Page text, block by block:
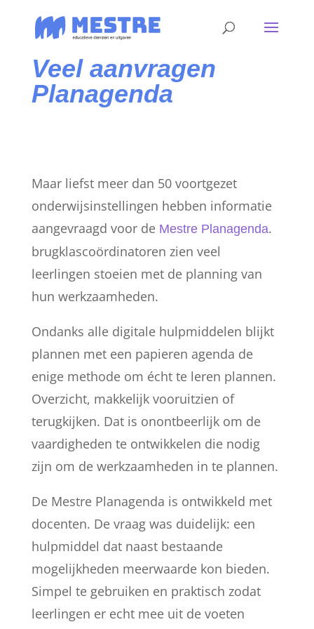
Veel aanvragen
Planagenda
Maar liefst meer dan 50 voortgezet
onderwijsinstellingen hebben informatie
aangevraagd voor de Mestre Planagenda.
brugklascoördinatoren zien veel
leerlingen stoeien met de planning van
hun werkzaamheden.
Ondanks alle digitale hulpmiddelen blijkt
plannen met een papieren agenda de
enige methode om écht te leren plannen.
Overzicht, makkelijk vooruitzien of
terugkijken. Dat is onontbeerlijk om de
vaardigheden te ontwikkelen die nodig
zijn om de werkzaamheden in te plannen.
De Mestre Planagenda is ontwikkeld met
docenten. De vraag was duidelijk: een
hulpmiddel dat naast bestaande
mogelijkheden meerwaarde kon bieden.
Simpel te gebruiken en praktisch zodat
leerlingen er echt mee uit de voeten